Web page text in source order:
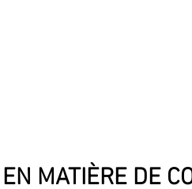
MATIÈRE DE